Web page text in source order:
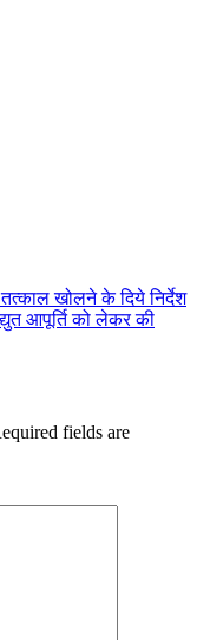
खोलने के दिये निर्देश
आपूर्ति को लेकर की
fields are